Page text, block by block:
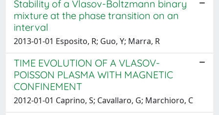
Stability of a Vlasov-Boltzmann binary
mixture at the phase transition on an
interval
2013-01-01 Esposito, R; Guo, Y; Marra, R
TIME EVOLUTION OF A VLASOV-
POISSON PLASMA WITH MAGNETIC
CONFINEMENT
2012-01-01 Caprino, S; Cavallaro, G; Marchioro, C